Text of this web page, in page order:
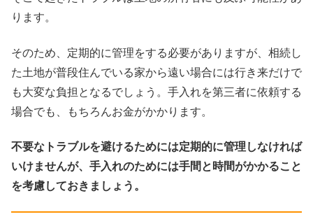
ります。
そのため、定期的に管理をする必要がありますが、相続し
た土地が普段住んでいる家から遠い場合には行き来だけで
も大変な負担となるでしょう。手入れを第三者に依頼する
場合でも、もちろんお金がかかります。
不要なトラブルを避けるためには定期的に管理しなければ
いけませんが、手入れのためには手間と時間がかかること
を考慮しておきましょう。